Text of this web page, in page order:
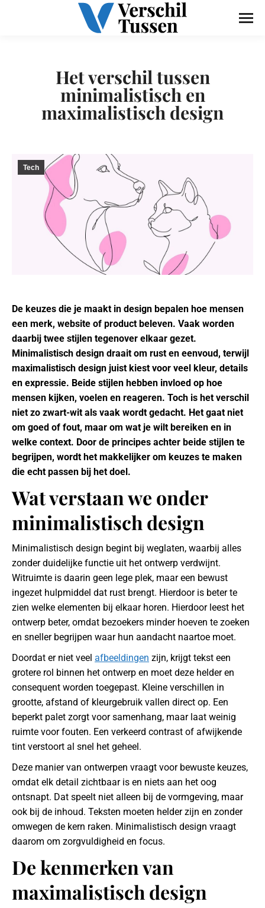
Het verschil tussen
minimalistisch en
maximalistisch design
Tech
De keuzes die je maakt in design bepalen hoe mensen
een merk, website of product beleven. Vaak worden
daarbij twee stijlen tegenover elkaar gezet.
Minimalistisch design draait om rust en eenvoud, terwijl
maximalistisch design juist kiest voor veel kleur, details
en expressie. Beide stijlen hebben invloed op hoe
mensen kijken, voelen en reageren. Toch is het verschil
niet zo zwart-wit als vaak wordt gedacht. Het gaat niet
om goed of fout, maar om wat je wilt bereiken en in
welke context. Door de principes achter beide stijlen te
begrijpen, wordt het makkelijker om keuzes te maken
die echt passen bij het doel.
Wat verstaan we onder
minimalistisch design
Minimalistisch design begint bij weglaten, waarbij alles
zonder duidelijke functie uit het ontwerp verdwijnt.
Witruimte is daarin geen lege plek, maar een bewust
ingezet hulpmiddel dat rust brengt. Hierdoor is beter te
zien welke elementen bij elkaar horen. Hierdoor leest het
ontwerp beter, omdat bezoekers minder hoeven te zoeken
en sneller begrijpen waar hun aandacht naartoe moet.
Doordat er niet veel afbeeldingen zijn, krijgt tekst een
grotere rol binnen het ontwerp en moet deze helder en
consequent worden toegepast. Kleine verschillen in
grootte, afstand of kleurgebruik vallen direct op. Een
beperkt palet zorgt voor samenhang, maar laat weinig
ruimte voor fouten. Een verkeerd contrast of afwijkende
tint verstoort al snel het geheel.
Deze manier van ontwerpen vraagt voor bewuste keuzes,
omdat elk detail zichtbaar is en niets aan het oog
ontsnapt. Dat speelt niet alleen bij de vormgeving, maar
ook bij de inhoud. Teksten moeten helder zijn en zonder
omwegen de kern raken. Minimalistisch design vraagt
daarom om zorgvuldigheid en focus.
De kenmerken van
maximalistisch design